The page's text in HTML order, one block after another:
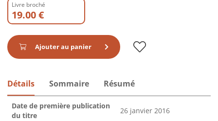
Livre broché
19.00 €
Ajouter au panier
Détails Sommaire Résumé
Date de première publication
du titre
26 janvier 2016